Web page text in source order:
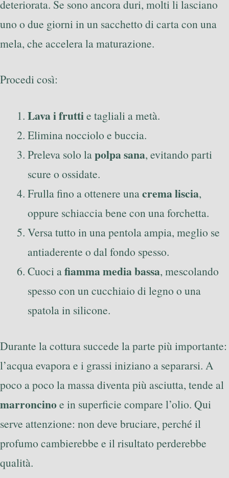
deteriorata. Se sono ancora duri, molti li lasciano
uno o due giorni in un sacchetto di carta con una
mela, che accelera la maturazione.
Procedi così:
Lava i fruttie tagliali a metà.
Elimina nocciolo e buccia.
Preleva solo lapolpa sana, evitando parti
scure o ossidate.
Frulla fino a ottenere unacrema liscia,
oppure schiaccia bene con una forchetta.
Versa tutto in una pentola ampia, meglio se
antiaderente o dal fondo spesso.
Cuoci afiamma media bassa, mescolando
spesso con un cucchiaio di legno o una
spatola in silicone.
Durante la cottura succede la parte più importante:
l’acqua evapora e i grassi iniziano a separarsi. A
poco a poco la massa diventa più asciutta, tende al
marroncinoe in superficie compare l’olio. Qui
serve attenzione: non deve bruciare, perché il
profumo cambierebbe e il risultato perderebbe
qualità.